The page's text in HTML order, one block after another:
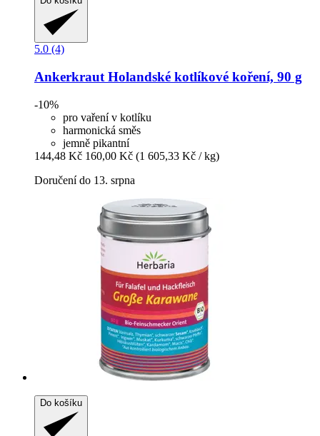
5.0 (4)
Ankerkraut Holandské kotlíkové koření, 90 g
-10%
pro vaření v kotlíku
harmonická směs
jemně pikantní
144,48 Kč 160,00 Kč (1 605,33 Kč / kg)
Doručení do 13. srpna
Do košíku